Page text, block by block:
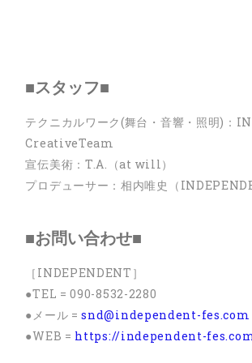
■スタッフ■
テクニカルワーク(舞台・音響・照明)：
CreativeTeam
宣伝美術：T.A.（at will）
プロデューサー：相内唯史（
■お問い合わせ■
［INDEPENDENT］
●TEL = 090-8532-2280
●メール =snd@independent-fes.com
●WEB = https://independent-